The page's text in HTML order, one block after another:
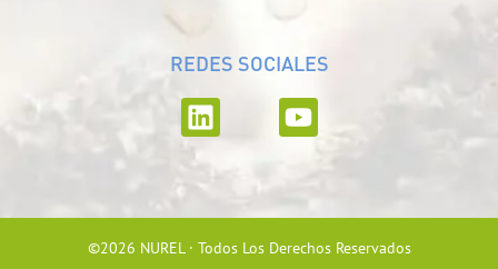
REDES SOCIALES
L
i
n
k
e
d
Y
o
u
u
b
©2026 NUREL · Todos Los Derechos Reservados